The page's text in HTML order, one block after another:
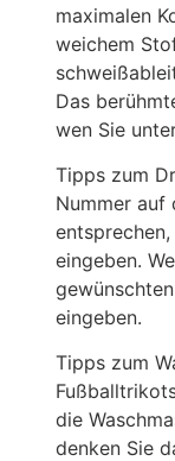
maximalen
weichem
Das
wen Sie
Tipps zum
Nummer auf
eingeben.
eingeben.
Tipps zum
die
denken Sie